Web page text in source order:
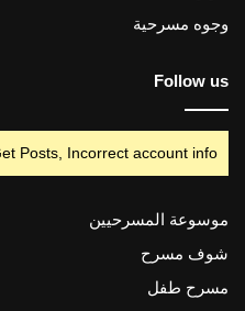
وجوه مسرحية
Follow us
Posts, Incorrect account info.
موسوعة المسرحيين
شوف مسرح
مسرح طفل